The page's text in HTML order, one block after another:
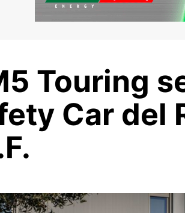
Touring
Car del